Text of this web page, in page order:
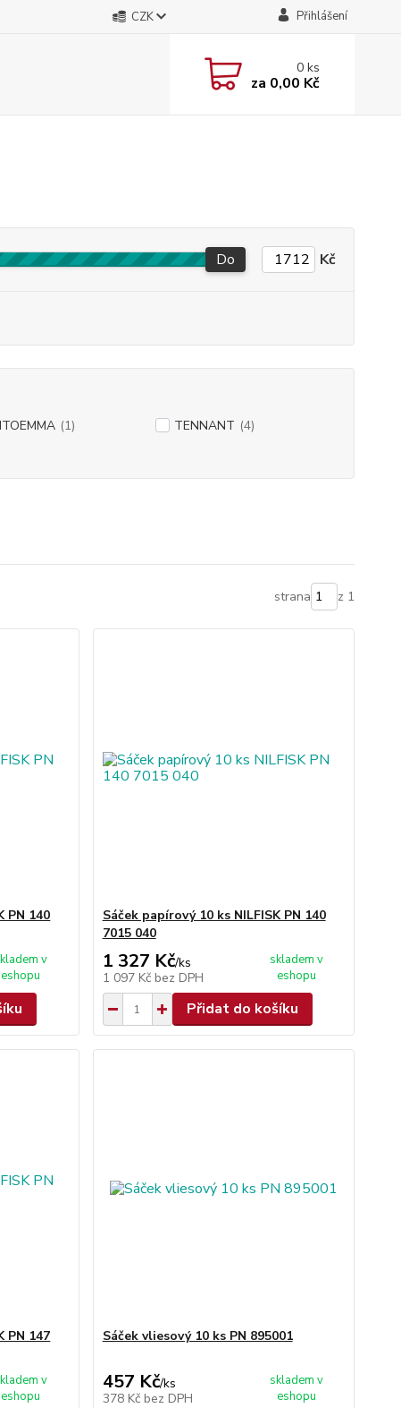
CZK Přihlášení
0ks
za 0,00 Kč
Do Kč
(1) TENNANT (4)
strana z 1
PN 140
v
eshopu
Sáček papírový 10 ks NILFISK PN 140
7015 040
1 327 Kč/ks
1 097 Kč bez DPH
skladem v
eshopu
Přidat do košíku
PN 147
v
eshopu
Sáček vliesový 10 ks PN 895001
457 Kč/ks
378 Kč bez DPH
skladem v
eshopu